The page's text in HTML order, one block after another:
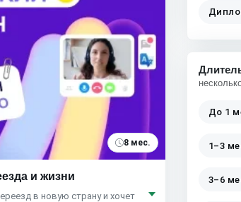
8 мес.
и жизни
в новую страну и хочет
До 1
1–3
3–6